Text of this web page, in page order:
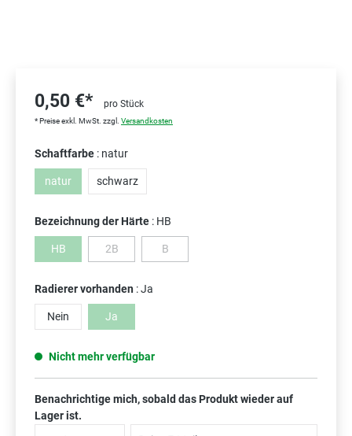
0,50 €* pro Stück
* Preise exkl. MwSt. zzgl. Versandkosten
Schaftfarbe : natur
natur(Diese Option ist zurzeit nicht verfügbar.)
schwarz
Bezeichnung der Härte : HB
HB(Diese Option ist zurzeit nicht verfügbar.)
2B(Diese Option ist zurzeit nicht verfügbar.)
B(Diese Option ist zurzeit nicht verfügbar.)
Radierer vorhanden : Ja
Nein Ja(Diese Option ist zurzeit nicht verfügbar.)
Nicht mehr verfügbar
Benachrichtige mich, sobald das Produkt wieder auf
Lager ist.